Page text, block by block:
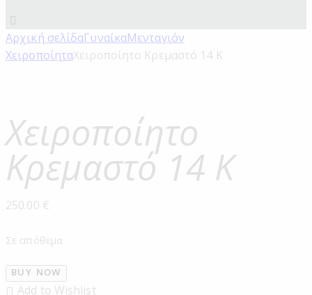
Αρχική σελίδαΓυναίκαΜενταγιόν
ΧειροποίηταΧειροποίητο Κρεμαστό 14 Κ
Χειροποίητο
Κρεμαστό 14 Κ
250.00 €
Σε απόθεμα
BUY NOW
Add to Wishlist